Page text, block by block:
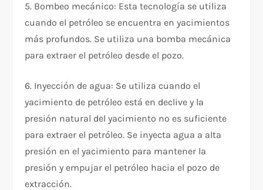
5. Bombeo mecánico: Esta tecnología se utiliza
cuando el petróleo se encuentra en yacimientos
más profundos. Se utiliza una bomba mecánica
para extraer el petróleo desde el pozo.
6. Inyección de agua: Se utiliza cuando el
yacimiento de petróleo está en declive y la
presión natural del yacimiento no es suficiente
para extraer el petróleo. Se inyecta agua a alta
presión en el yacimiento para mantener la
presión y empujar el petróleo hacia el pozo de
extracción.